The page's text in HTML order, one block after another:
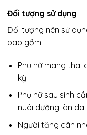
Đối tượng sử dụng
Đối tượng nên sử
bao gồm:
Phụ nữ mang
kỳ.
Phụ nữ sau sinh
nuôi dưỡng làn da.
Người tăng cân